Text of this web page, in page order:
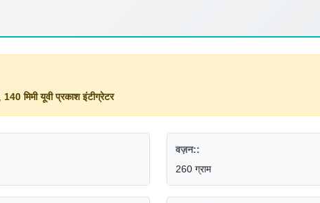
140 मिमी यूवी प्रकाश इंटीग्रेटर
वज़न::
260 ग्राम